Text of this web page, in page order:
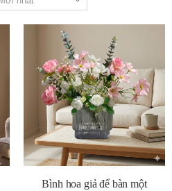
Bình hoa giả để bàn một